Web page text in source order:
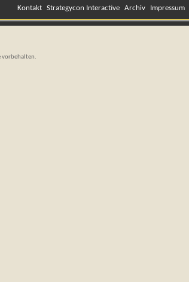
Kontakt Strategycon Interactive Archiv Impressum
vorbehalten.